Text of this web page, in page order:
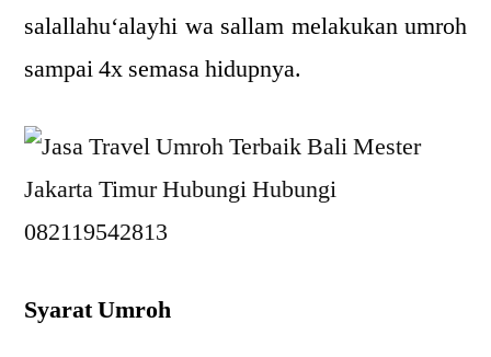
salallahu‘alayhi wa sallam melakukan umroh
sampai 4x semasa hidupnya.
Syarat Umroh